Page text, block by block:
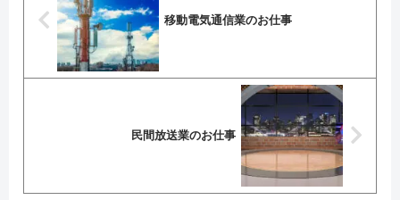
移動電気通信業のお仕事
民間放送業のお仕事